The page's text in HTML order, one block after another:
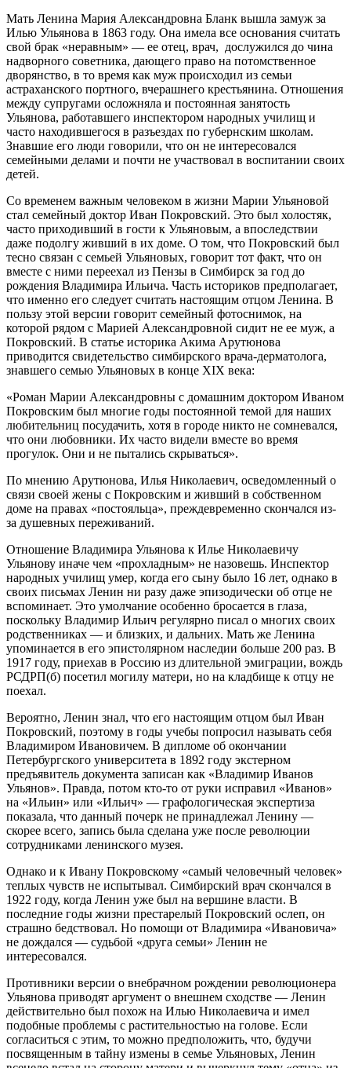
Мать Ленина Мария Александровна Бланк вышла замуж за
Илью Ульянова в 1863 году. Она имела все основания считать
свой брак «неравным» — ее отец, врач, дослужился до чина
надворного советника, дающего право на потомственное
дворянство, в то время как муж происходил из семьи
астраханского портного, вчерашнего крестьянина. Отношения
между супругами осложняла и постоянная занятость
Ульянова, работавшего инспектором народных училищ и
часто находившегося в разъездах по губернским школам.
Знавшие его люди говорили, что он не интересовался
семейными делами и почти не участвовал в воспитании своих
детей.
Со временем важным человеком в жизни Марии Ульяновой
стал семейный доктор Иван Покровский. Это был холостяк,
часто приходивший в гости к Ульяновым, а впоследствии
даже подолгу живший в их доме. О том, что Покровский был
тесно связан с семьей Ульяновых, говорит тот факт, что он
вместе с ними переехал из Пензы в Симбирск за год до
рождения Владимира Ильича. Часть историков предполагает,
что именно его следует считать настоящим отцом Ленина. В
пользу этой версии говорит семейный фотоснимок, на
которой рядом с Марией Александровной сидит не ее муж, а
Покровский. В статье историка Акима Арутюнова
приводится свидетельство симбирского врача-дерматолога,
знавшего семью Ульяновых в конце XIX века:
«Роман Марии Александровны с домашним доктором Иваном
Покровским был многие годы постоянной темой для наших
любительниц посудачить, хотя в городе никто не сомневался,
что они любовники. Их часто видели вместе во время
прогулок. Они и не пытались скрываться».
По мнению Арутюнова, Илья Николаевич, осведомленный о
связи своей жены с Покровским и живший в собственном
доме на правах «постояльца», преждевременно скончался из-
за душевных переживаний.
Отношение Владимира Ульянова к Илье Николаевичу
Ульянову иначе чем «прохладным» не назовешь. Инспектор
народных училищ умер, когда его сыну было 16 лет, однако в
своих письмах Ленин ни разу даже эпизодически об отце не
вспоминает. Это умолчание особенно бросается в глаза,
поскольку Владимир Ильич регулярно писал о многих своих
родственниках — и близких, и дальних. Мать же Ленина
упоминается в его эпистолярном наследии больше 200 раз. В
1917 году, приехав в Россию из длительной эмиграции, вождь
РСДРП(б) посетил могилу матери, но на кладбище к отцу не
поехал.
Вероятно, Ленин знал, что его настоящим отцом был Иван
Покровский, поэтому в годы учебы попросил называть себя
Владимиром Ивановичем. В дипломе об окончании
Петербургского университета в 1892 году экстерном
предъявитель документа записан как «Владимир Иванов
Ульянов». Правда, потом кто-то от руки исправил «Иванов»
на «Ильин» или «Ильич» — графологическая экспертиза
показала, что данный почерк не принадлежал Ленину —
скорее всего, запись была сделана уже после революции
сотрудниками ленинского музея.
Однако и к Ивану Покровскому «самый человечный человек»
теплых чувств не испытывал. Симбирский врач скончался в
1922 году, когда Ленин уже был на вершине власти. В
последние годы жизни престарелый Покровский ослеп, он
страшно бедствовал. Но помощи от Владимира «Ивановича»
не дождался — судьбой «друга семьи» Ленин не
интересовался.
Противники версии о внебрачном рождении революционера
Ульянова приводят аргумент о внешнем сходстве — Ленин
действительно был похож на Илью Николаевича и имел
подобные проблемы с растительностью на голове. Если
согласиться с этим, то можно предположить, что, будучи
посвященным в тайну измены в семье Ульяновых, Ленин